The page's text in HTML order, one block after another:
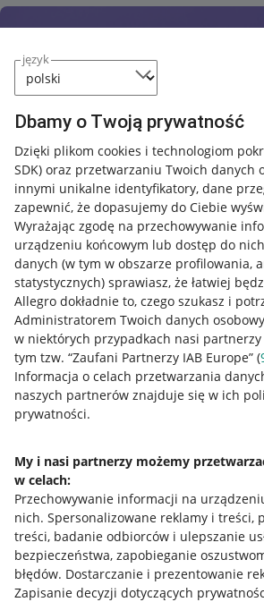
język
Dbamy o Twoją prywatność
Dzięki plikom cookies i technologiom
SDK) oraz przetwarzaniu Twoich danych
innymi unikalne identyfikatory, dane
zapewnić, że dopasujemy do Ciebie
Wyrażając zgodę na przechowywanie
urządzeniu końcowym lub dostęp do
danych (w tym w obszarze profilowania,
statystycznych) sprawiasz, że łatwiej
Allegro dokładnie to, czego szukasz i
Administratorem Twoich danych
w niektórych przypadkach nasi partnerzy
tym tzw. “Zaufani Partnerzy IAB Europe” (
Informacja o celach przetwarzania
naszych partnerów znajduje się w ich
prywatności.
My i nasi partnerzy możemy
w celach:
Przechowywanie informacji na
nich. Spersonalizowane reklamy i treści,
treści, badanie odbiorców i ulepszanie
bezpieczeństwa, zapobieganie
błędów. Dostarczanie i prezentowanie
Zapisanie decyzji dotyczących
Przydatne informacje
Jak to działa
Allegro Gadane dla sprzedających
Allegro Gadane dla kupujących
Mapa miejscowości
Informacje prawne